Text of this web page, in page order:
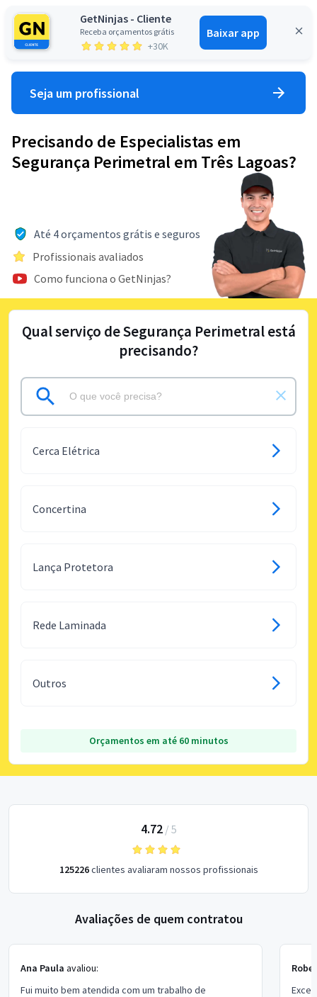
GetNinjas - Cliente
Receba orçamentos grátis
+30K
Baixar app
Entrar
Seja um profissional
Precisando de Especialistas em
Segurança Perimetral em Três Lagoas?
Até 4 orçamentos grátis e seguros
Profissionais avaliados
Como funciona o GetNinjas?
Qual serviço de Segurança Perimetral está
precisando?
Cerca Elétrica
Concertina
Lança Protetora
Rede Laminada
Outros
Orçamentos em até 60 minutos
4.72/ 5
125226clientes avaliaram nossos profissionais
Avaliações de quem contratou
Ana Paula avaliou:
Fui muito bem atendida com um trabalho de